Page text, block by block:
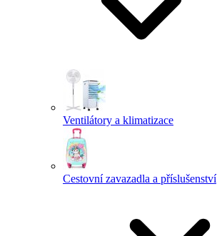
Ventilátory a klimatizace
Cestovní zavazadla a příslušenství